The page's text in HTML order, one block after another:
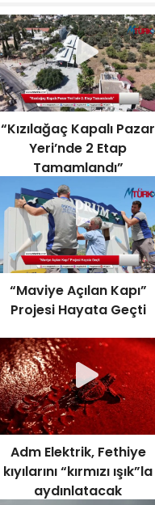
“Kızılağaç Kapalı Pazar
Yeri’nde 2 Etap
Tamamlandı”
“Maviye Açılan Kapı”
Projesi Hayata Geçti
Adm Elektrik, Fethiye
kıyılarını “kırmızı ışık”la
aydınlatacak